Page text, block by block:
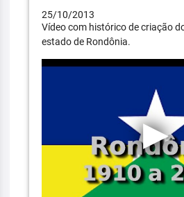
25/10/2013
Vídeo com histórico de criação
estado de Rondônia.